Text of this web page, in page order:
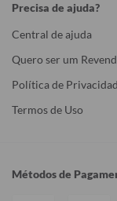
Precisa de ajuda?
Central de ajuda
Quero ser um
Política de
Termos de Uso
Métodos de